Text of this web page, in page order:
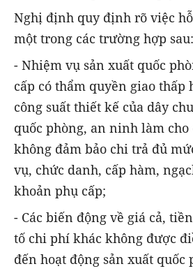
Nghị định quy định rõ việc
một trong các trường hợp sau:
- Nhiệm vụ sản xuất quốc
cấp có thẩm quyền giao thấp
công suất thiết kế của dây
quốc phòng, an ninh làm
không đảm bảo chi trả đủ
vụ, chức danh, cấp hàm,
khoản phụ cấp;
- Các biến động về giá cả,
tố chi phí khác không được
đến hoạt động sản xuất